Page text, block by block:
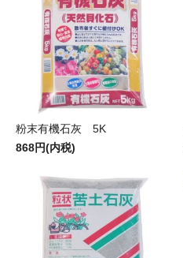
粉末有機石灰 5K
868円(内税)